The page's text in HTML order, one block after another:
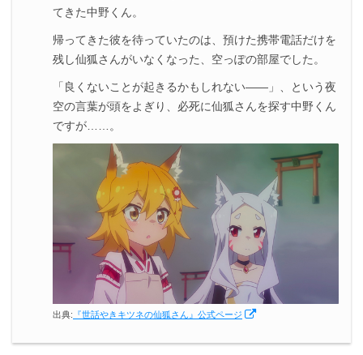
てきた中野くん。
帰ってきた彼を待っていたのは、預けた携帯電話だけを
残し仙狐さんがいなくなった、空っぽの部屋でした。
「良くないことが起きるかもしれない——」、という夜
空の言葉が頭をよぎり、必死に仙狐さんを探す中野くん
ですが……。
出典: 『世話やきキツネの仙狐さん』公式ページ